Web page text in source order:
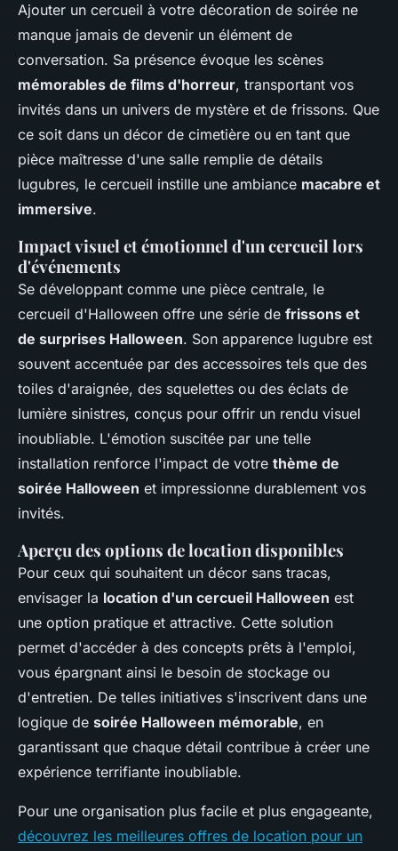
Ajouter un cercueil à votre décoration de soirée ne
manque jamais de devenir un élément de
conversation. Sa présence évoque les scènes
mémorables de films d'horreur, transportant vos
invités dans un univers de mystère et de frissons. Que
ce soit dans un décor de cimetière ou en tant que
pièce maîtresse d'une salle remplie de détails
lugubres, le cercueil instille une ambiance macabre et
immersive.
Impact visuel et émotionnel d'un cercueil lors
d'événements
Se développant comme une pièce centrale, le
cercueil d'Halloween offre une série de frissons et
de surprises Halloween. Son apparence lugubre est
souvent accentuée par des accessoires tels que des
toiles d'araignée, des squelettes ou des éclats de
lumière sinistres, conçus pour offrir un rendu visuel
inoubliable. L'émotion suscitée par une telle
installation renforce l'impact de votre thème de
soirée Halloween et impressionne durablement vos
invités.
Aperçu des options de location disponibles
Pour ceux qui souhaitent un décor sans tracas,
envisager la location d'un cercueil Halloween est
une option pratique et attractive. Cette solution
permet d'accéder à des concepts prêts à l'emploi,
vous épargnant ainsi le besoin de stockage ou
d'entretien. De telles initiatives s'inscrivent dans une
logique de soirée Halloween mémorable, en
garantissant que chaque détail contribue à créer une
expérience terrifiante inoubliable.
Pour une organisation plus facile et plus engageante,
découvrez les meilleures offres de location pour un